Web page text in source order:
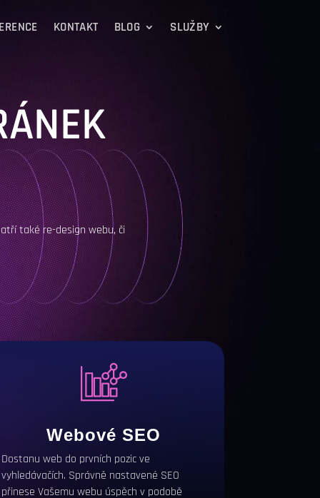
KONTAKT BLOG SLUŽBY
také re-design webu, či
WebovéSEO
Dostanu web do prvních pozic ve
vyhledávačích. Správně nastavené SEO
přinese Vašemu webu úspěch v podobě